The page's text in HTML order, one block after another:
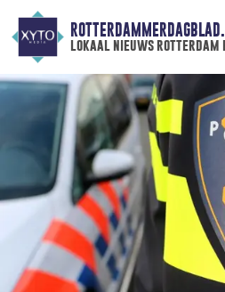
lokaal nieuws rotterdam